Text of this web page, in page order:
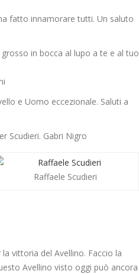
fatto innamorare tutti. Un saluto
in bocca al lupo a te e al tuo
e Uomo eccezionale. Saluti a
Scudieri. Gabri Nigro
Raffaele Scudieri
vittoria del Avellino. Faccio la
Avellino visto oggi può ancora